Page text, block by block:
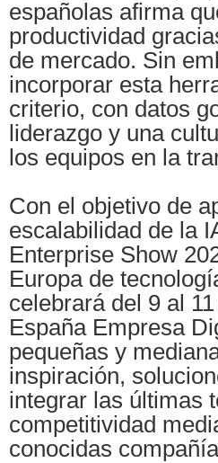
españolas afirma
productividad
de mercado. Sin
incorporar esta
criterio, con datos
liderazgo y una
los equipos en la
Con el objetivo de
escalabilidad de la
Enterprise Show
Europa de
celebrará del 9 al
España Empresa
pequeñas y
inspiración,
integrar las últimas
competitividad
conocidas